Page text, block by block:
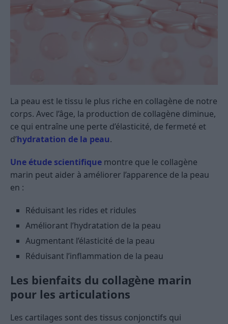
La peau est le tissu le plus riche en collagène de notre
corps. Avec l’âge, la production de collagène diminue,
ce qui entraîne une perte d’élasticité, de fermeté et
d’hydratation de la peau.
Une étude scientifique montre que le collagène
marin peut aider à améliorer l’apparence de la peau
en :
Réduisant les rides et ridules
Améliorant l’hydratation de la peau
Augmentant l’élasticité de la peau
Réduisant l’inflammation de la peau
Les bienfaits du collagène marin
pour les articulations
Les cartilages sont des tissus conjonctifs qui